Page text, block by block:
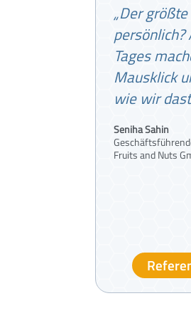
„Der
Tages
Mausklick
wie wir
Seniha Sahin
Fruits and Nuts